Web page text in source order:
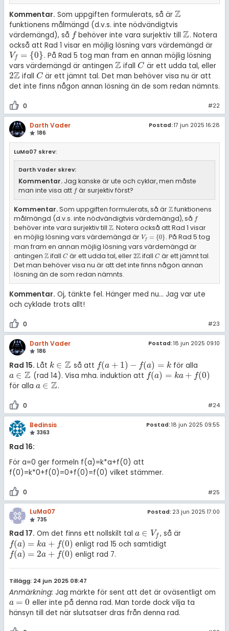
Kommentar. Som uppgiften formulerats, så är Z
ℤ
funktionens målmängd (d.v.s. inte nödvändigtvis
värdemängd), så f
fbehöver inte vara surjektiv tillZ
ℤ . Notera
också att Rad 1 visar en möjlig lösning vars värdemängd är
V f = {0}
Vf={0 }
. På Rad 5 tog man fram en annan möjlig lösning
vars värdemängd är antingen Z
ℤ ifall C
C är ett udda tal, eller
2Z
2ℤ ifall C
C är ett jämnt tal. Det man behöver visa nu är att
det inte finns någon annan lösning än de som redan nämnts.
0 #22
Darth Vader
186
Postad:17 jun 2025 16:28
LuMa07 skrev:
Darth Vader skrev:
Kommentar.Jag kanske är ute och cyklar, men måste
man inte visa att f
fär surjektiv först?
Kommentar.Som uppgiften formulerats, så ärZ
ℤfunktionens
målmängd (d.v.s. inte nödvändigtvis värdemängd), så f
f
behöver inte vara surjektiv till Z
ℤ. Notera också att Rad 1 visar
en möjlig lösning vars värdemängd är Vf = {0}
Vf={ 0} . På Rad 5 tog
man fram en annan möjlig lösning vars värdemängd är
antingen Z
ℤifall C
Cär ett udda tal, eller 2Z
2ℤifall C
Cär ett jämnt tal.
Det man behöver visa nu är att det inte finns någon annan
lösning än de som redan nämnts.
Kommentar. Oj, tänkte fel. Hänger med nu... Jag var ute
och cyklade trots allt!
0 #23
Darth Vader
186
Postad:18 jun 2025 09:10
Rad 15. Låt k ∈ Z
k∈ℤ så att f(a + 1) − f(a) = k
f(a+1)-f( a) =k för alla
a ∈ Z
a∈ℤ (rad 14). Visa mha. induktion att f(a) = ka + f(0)
f(a)= ka +f( 0)
för alla a ∈ Z
a∈ℤ .
0 #24
Bedinsis
3363
Postad:18 jun 2025 09:55
Rad 16:
För a=0 ger formeln f(a)=k*a+f(0) att
f(0)=k*0+f(0)=0+f(0)=f(0) vilket stämmer.
0 #25
LuMa07
735
Postad: 23 jun 2025 17:00
Rad 17. Om det finns ett nollskilt tal a ∈ Vf
a∈V f , så är
f(a) = ka + f(0)
f(a)=ka +f( 0) enligt rad 15 och samtidigt
f(a) = 2a + f(0)
f(a)=2a +f( 0) enligt rad 7.
Tillägg: 24 jun 2025 08:47
Anmärkning: Jag märkte för sent att det är oväsentligt om
a = 0
a=0
eller inte på denna rad. Man torde dock vilja ta
hänsyn till det när slutsatser dras från denna rad.